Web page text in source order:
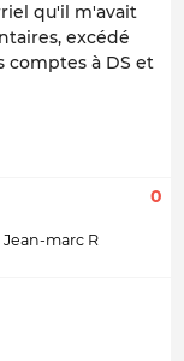
qu'il m'avait
excédé
comptes à DS et
Jean-marc R
0